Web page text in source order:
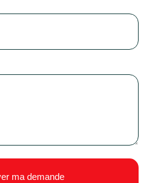
ma demande